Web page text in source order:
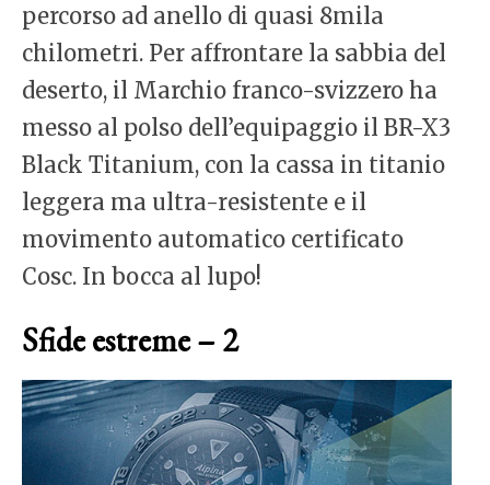
percorso ad anello di quasi 8mila
chilometri. Per affrontare la sabbia del
deserto, il Marchio franco-svizzero ha
messo al polso dell’equipaggio il BR-X3
Black Titanium, con la cassa in titanio
leggera ma ultra-resistente e il
movimento automatico certificato
Cosc. In bocca al lupo!
Sfide estreme – 2